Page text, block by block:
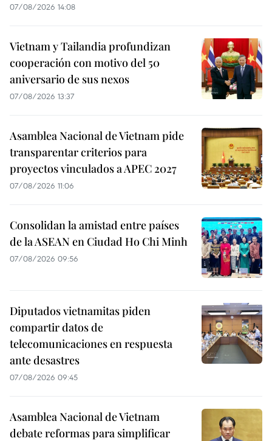
07/08/2026 14:08
Vietnam y Tailandia profundizan
cooperación con motivo del 50
aniversario de sus nexos
07/08/2026 13:37
Asamblea Nacional de Vietnam pide
transparentar criterios para
proyectos vinculados a APEC 2027
07/08/2026 11:06
Consolidan la amistad entre países
de la ASEAN en Ciudad Ho Chi Minh
07/08/2026 09:56
Diputados vietnamitas piden
compartir datos de
telecomunicaciones en respuesta
ante desastres
07/08/2026 09:45
Asamblea Nacional de Vietnam
debate reformas para simplificar